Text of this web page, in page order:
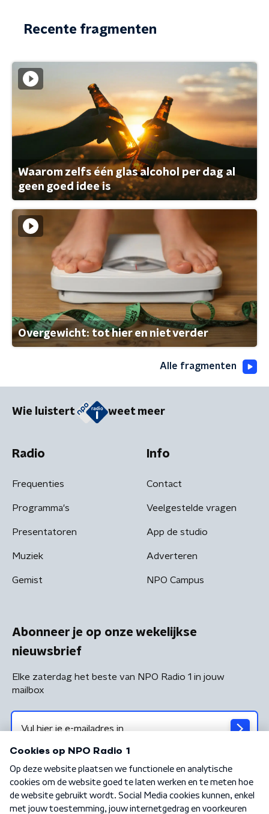
Recente fragmenten
Waarom zelfs één glas alcohol per dag al
geen goed idee is
Overgewicht: tot hier en niet verder
Alle fragmenten
Wie luistert weet meer
Radio
Frequenties
Programma's
Presentatoren
Muziek
Gemist
Info
Contact
Veelgestelde vragen
App de studio
Adverteren
NPO Campus
Abonneer je op onze wekelijkse
nieuwsbrief
Elke zaterdag het beste van NPO Radio 1 in jouw
mailbox
Algemene voorwaarden